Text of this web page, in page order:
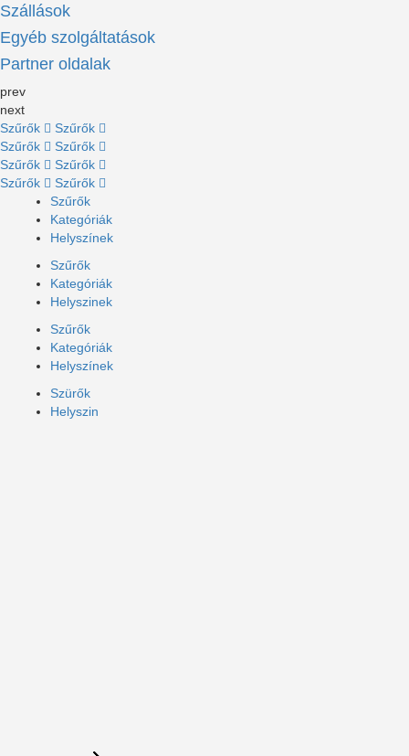
Szállások
Egyéb szolgáltatások
Partner oldalak
prev
next
Szűrők
Szűrők
Szűrők
Szűrők
Szűrők
Szűrők
Szűrők
Szűrők
Szűrők
Kategóriák
Helyszínek
Szűrők
Kategóriák
Helyszinek
Szűrők
Kategóriák
Helyszínek
Szürők
Helyszin